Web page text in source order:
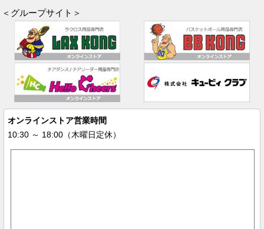
＜グループサイト＞
オンラインストア営業時間
10:30 ～ 18:00（木曜日定休）